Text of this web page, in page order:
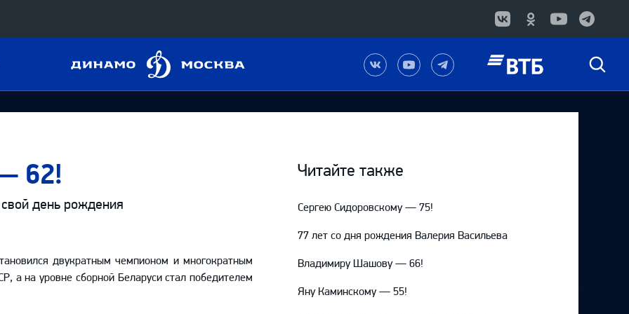
Конференция «Восток»
Металлург Мг
Трактор
Авангард
КХЛ
Динамо
Наша
группа
в
Вконтакте
Наш
канал
на
YouTube
Наш
канал
в
Telegram
Быстрый
62!
день рождения
двукратным чемпионом и многократным
а на уровне сборной Беларуси стал победителем
Читайте также
Сергею Сидоровскому — 75!
77 лет со дня рождения Валерия Васильева
Владимиру Шашову — 66!
Яну Каминскому — 55!